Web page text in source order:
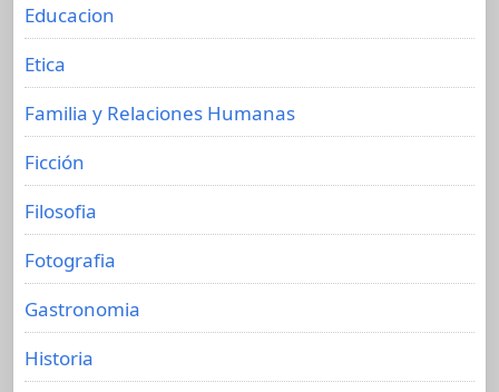
Educacion
Etica
Familia y Relaciones Humanas
Ficción
Filosofia
Fotografia
Gastronomia
Historia